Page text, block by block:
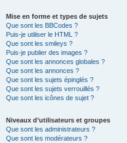
Mise en forme et types de sujets
Que sont les BBCodes ?
Puis-je utiliser le HTML ?
Que sont les smileys ?
Puis-je publier des images ?
Que sont les annonces globales ?
Que sont les annonces ?
Que sont les sujets épinglés ?
Que sont les sujets verrouillés ?
Que sont les icônes de sujet ?
Niveaux d’utilisateurs et groupes
Que sont les administrateurs ?
Que sont les modérateurs ?